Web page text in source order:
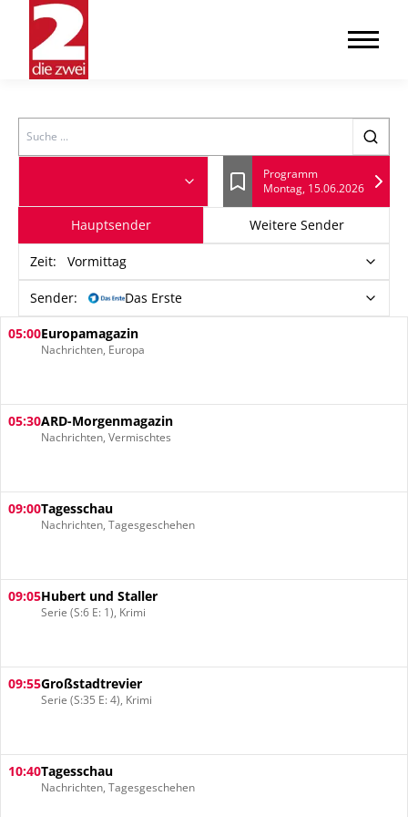
Search
Lesezeichen
Programm
Montag, 15.06.2026
Hauptsender Weitere Sender
Zeit: Vormittag
Sender: Das Erste
05:00Europamagazin
Nachrichten, Europa
05:30ARD-Morgenmagazin
Nachrichten, Vermischtes
09:00Tagesschau
Nachrichten, Tagesgeschehen
09:05Hubert und Staller
Serie (S:6 E: 1), Krimi
09:55Großstadtrevier
Serie (S:35 E: 4), Krimi
10:40Tagesschau
Nachrichten, Tagesgeschehen